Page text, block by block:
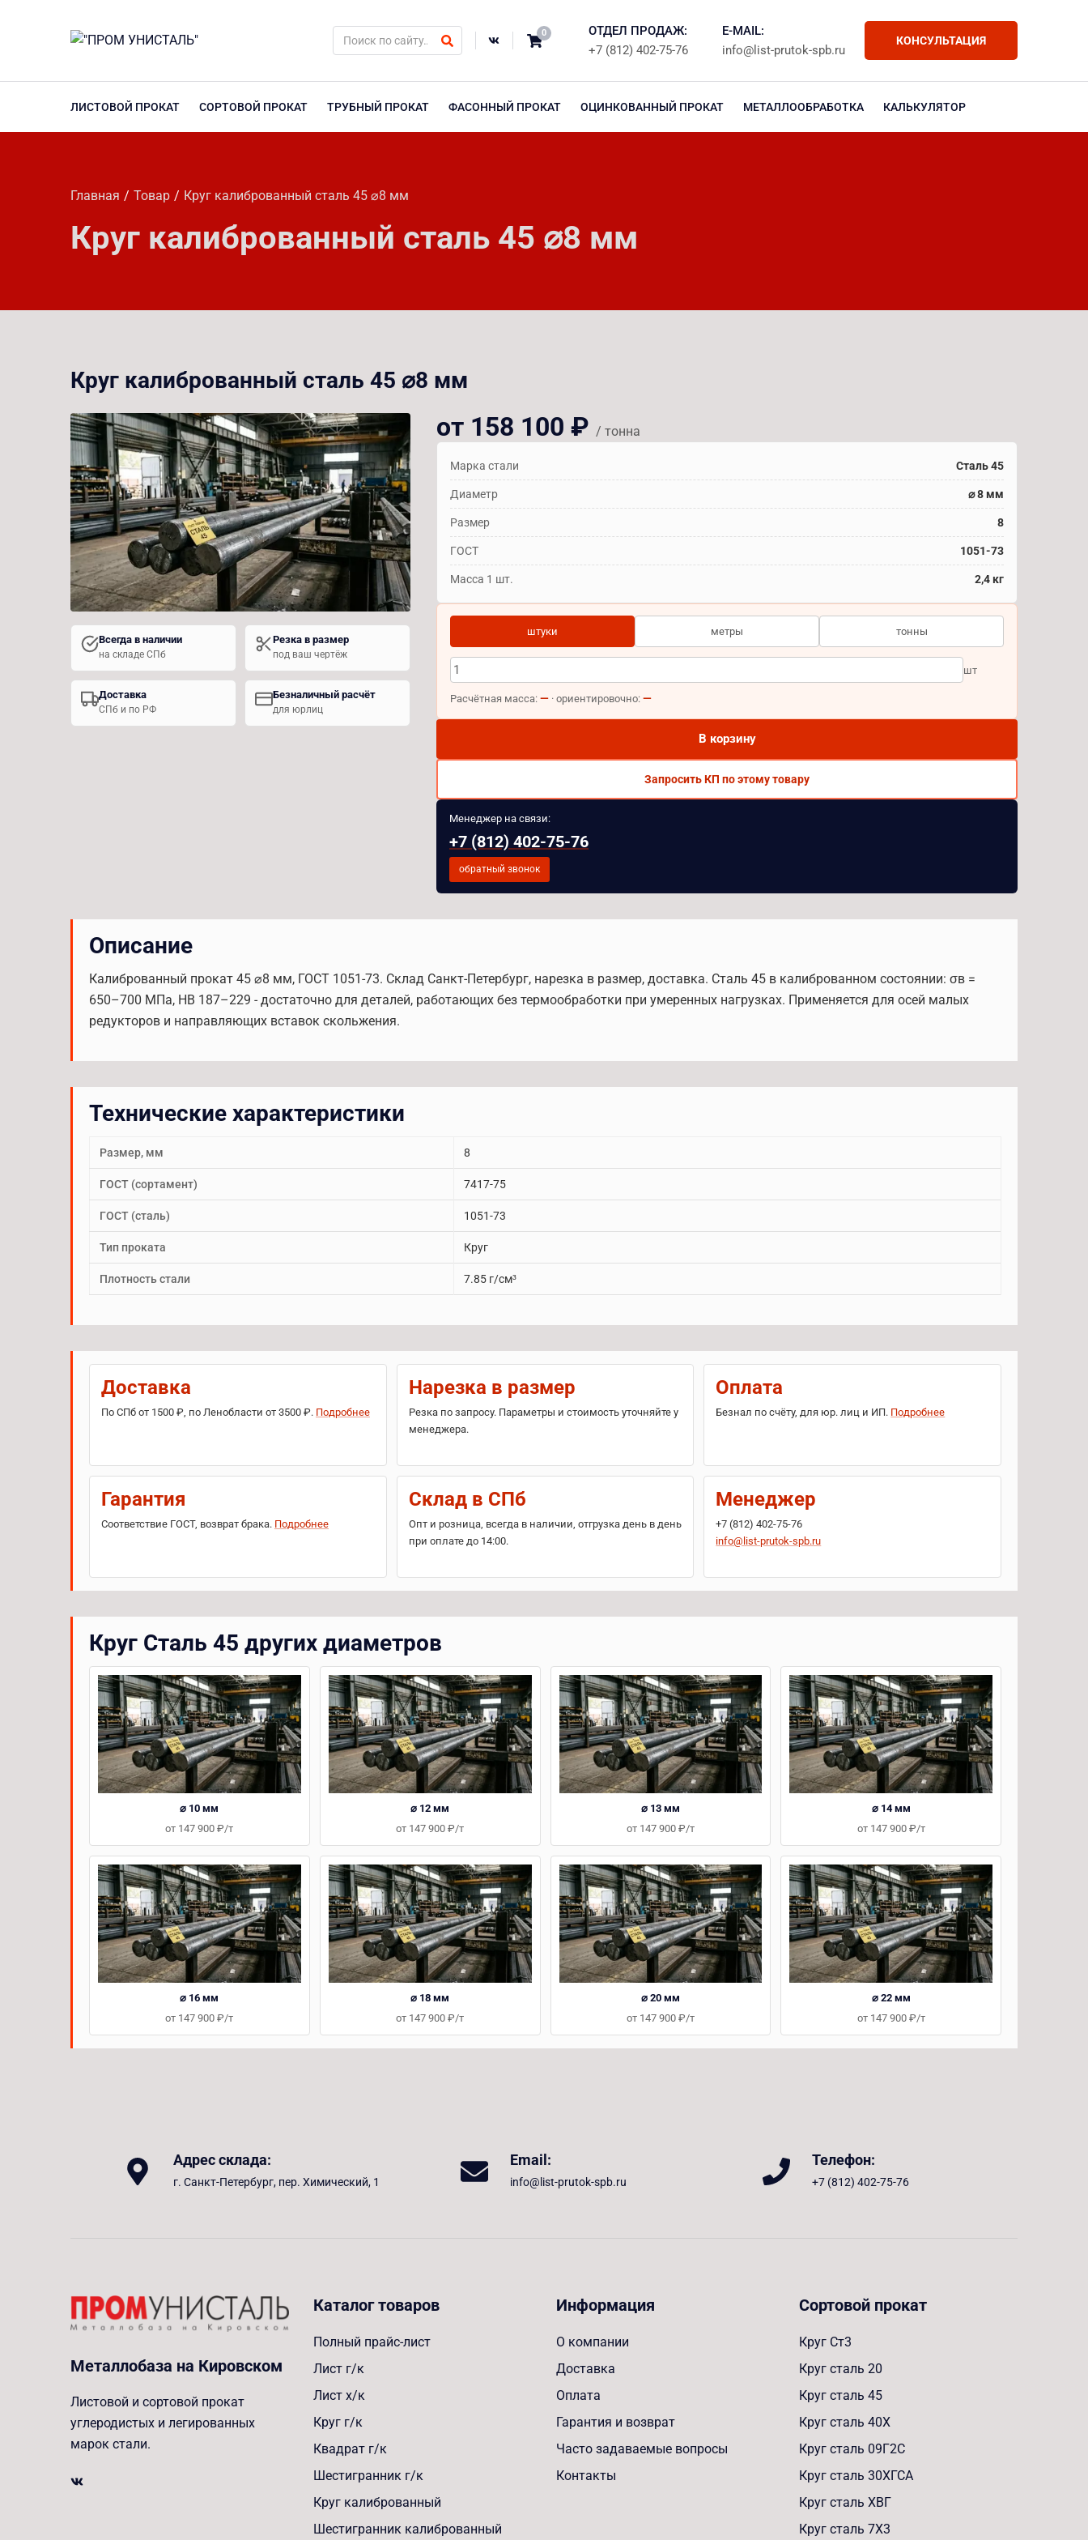
0
КОНСУЛЬТАЦИЯ
ОТДЕЛ ПРОДАЖ:
+7 (812) 402-75-76
E-MAIL:
info@list-prutok-spb.ru
ЛИСТОВОЙ ПРОКАТ СОРТОВОЙ ПРОКАТ ТРУБНЫЙ ПРОКАТ ФАСОННЫЙ ПРОКАТ ОЦИНКОВАННЫЙ ПРОКАТ МЕТАЛЛООБРАБОТКА КАЛЬКУЛЯТОР
Главная Товар Круг калиброванный сталь 45 ⌀8 мм
Круг калиброванный сталь 45 ⌀8 мм
Круг калиброванный сталь 45 ⌀8 мм
Всегда в наличии
на складе СПб
Резка в размер
под ваш чертёж
Доставка
СПб и по РФ
Безналичный расчёт
для юрлиц
от 158 100 ₽ / тонна
Марка стали Сталь 45
Диаметр ⌀ 8 мм
Размер 8
ГОСТ 1051-73
Масса 1 шт. 2,4 кг
штуки метры тонны
шт
Расчётная масса: — · ориентировочно: —
В корзину
Запросить КП по этому товару
Менеджер на связи:
+7 (812) 402-75-76
обратный звонок
Описание
Калиброванный прокат 45 ⌀8 мм, ГОСТ 1051-73. Склад Санкт-Петербург, нарезка в размер, доставка. Сталь 45 в калиброванном состоянии: σв =
650–700 МПа, HB 187–229 - достаточно для деталей, работающих без термообработки при умеренных нагрузках. Применяется для осей малых
редукторов и направляющих вставок скольжения.
Технические характеристики
Размер, мм 8
ГОСТ (сортамент) 7417-75
ГОСТ (сталь) 1051-73
Тип проката Круг
Плотность стали 7.85 г/см³
Доставка
По СПб от 1500 ₽, по Ленобласти от 3500 ₽. Подробнее
Нарезка в размер
Резка по запросу. Параметры и стоимость уточняйте у
менеджера.
Оплата
Безнал по счёту, для юр. лиц и ИП. Подробнее
Гарантия
Соответствие ГОСТ, возврат брака. Подробнее
Склад в СПб
Опт и розница, всегда в наличии, отгрузка день в день
при оплате до 14:00.
Менеджер
+7 (812) 402-75-76
info@list-prutok-spb.ru
Круг Сталь 45 других диаметров
⌀ 10 мм
от 147 900 ₽/т
⌀ 12 мм
от 147 900 ₽/т
⌀ 13 мм
от 147 900 ₽/т
⌀ 14 мм
от 147 900 ₽/т
⌀ 16 мм
от 147 900 ₽/т
⌀ 18 мм
от 147 900 ₽/т
⌀ 20 мм
от 147 900 ₽/т
⌀ 22 мм
от 147 900 ₽/т
Адрес склада:
г. Санкт-Петербург, пер. Химический, 1
Email:
info@list-prutok-spb.ru
Телефон:
+7 (812) 402-75-76
Металлобаза на Кировском
Листовой и сортовой прокат
углеродистых и легированных
марок стали.
Каталог товаров
Полный прайс-лист
Лист г/к
Лист х/к
Круг г/к
Квадрат г/к
Шестигранник г/к
Круг калиброванный
Шестигранник калиброванный
Информация
О компании
Доставка
Оплата
Гарантия и возврат
Часто задаваемые вопросы
Контакты
Сортовой прокат
Круг Ст3
Круг сталь 20
Круг сталь 45
Круг сталь 40Х
Круг сталь 09Г2С
Круг сталь 30ХГСА
Круг сталь ХВГ
Круг сталь 7Х3